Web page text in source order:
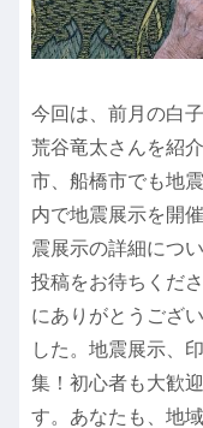
今回は、前月の白
荒谷竜太さんを紹
市、船橋市でも地
内で地震展示を開
震展示の詳細につ
投稿をお待ちくだ
にありがとうござ
した。地震展示、
集！初心者も大歓
す。あなたも、地